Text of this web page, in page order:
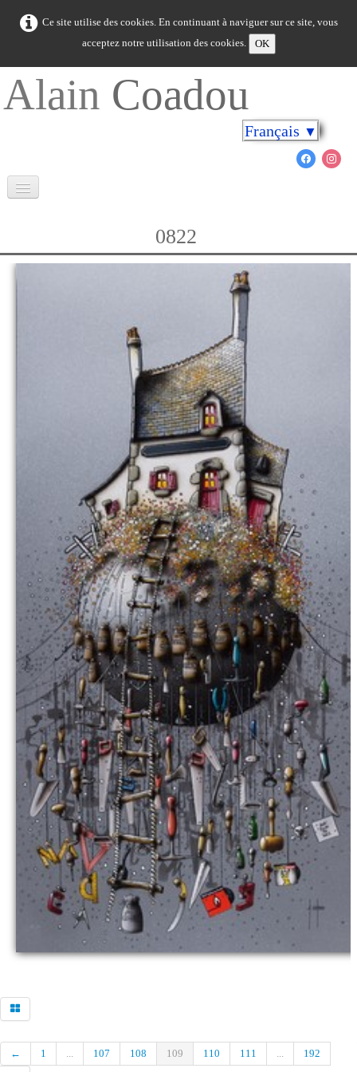
Ce site utilise des cookies. En continuant à naviguer sur ce site, vous
acceptez notre utilisation des cookies.
OK
Alain Coadou
Français ▼
Cap sur les rivages
0822
← 1 ... 107 108 109 110 111 ...
192